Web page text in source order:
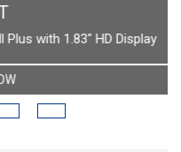
with 1.83" HD Display